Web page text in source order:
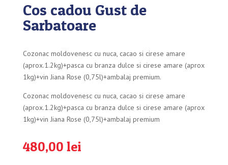
Cos cadou Gust de
Sarbatoare
Cozonac moldovenesc cu nuca, cacao si cirese amare
(aprox.1.2kg)+pasca cu branza dulce si cirese amare (aprox
1kg)+vin Jiana Rose (0,75l)+ambalaj premium.
Cozonac moldovenesc cu nuca, cacao si cirese amare
(aprox.1.2kg)+pasca cu branza dulce si cirese amare (aprox
1kg)+vin Jiana Rose (0,75l)+ambalaj premium
480,00 lei